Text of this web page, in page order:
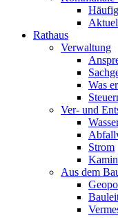
Rathaus
Verwaltung
Was
Ver- und
Strom
Aus dem